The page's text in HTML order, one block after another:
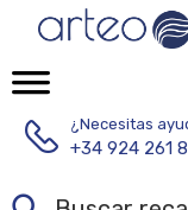
¿Necesitas
+34 924 261